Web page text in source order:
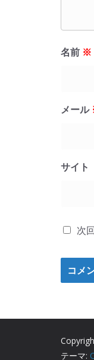
名前 ※
メール
サイト
次
テーマ: